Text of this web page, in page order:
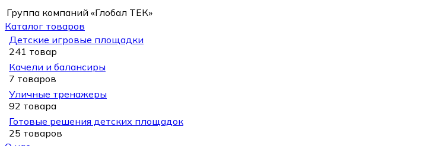
Группа компаний «Глобал ТЕК»
Каталог товаров
Детские игровые площадки
241 товар
Качели и балансиры
7 товаров
Уличные тренажеры
92 товара
Готовые решения детских площадок
25 товаров